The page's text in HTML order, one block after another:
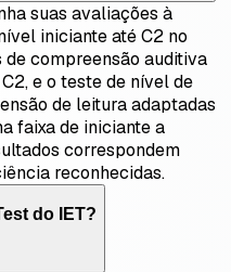
suas avaliações à
iniciante até C2 no
compreensão auditiva
e o teste de nível de
de leitura adaptadas
faixa de iniciante a
correspondem
reconhecidas.
do IET?